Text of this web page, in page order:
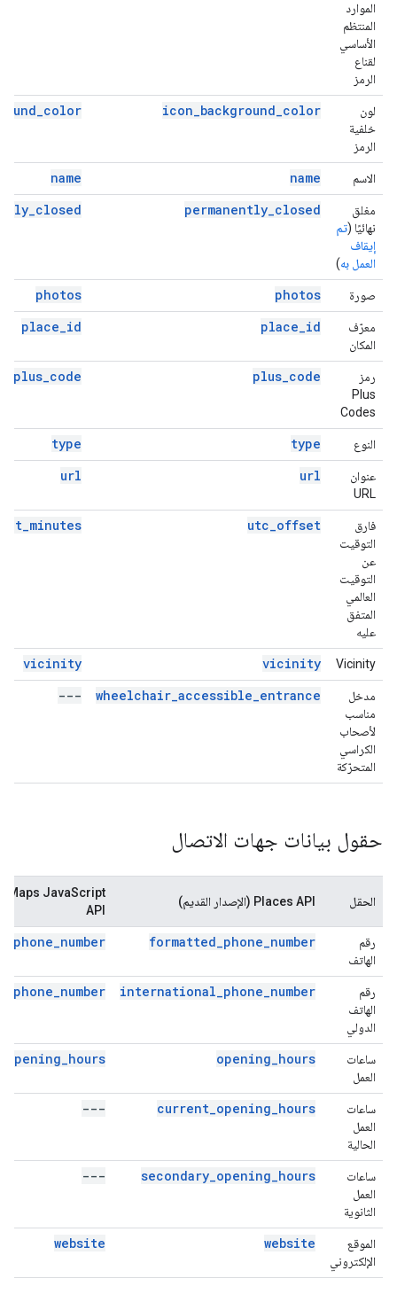
الموارد
المنتظم
الأساسي
لقناع
الرمز
لون
خلفية
الرمز
icon_background_color
الاسم name
name
مغلق
نهائيًا (تم
إيقاف
العمل به)
permanently_closed
صورة photos
photos
معرّف
المكان
place_id
place_id
رمز
Plus
Codes
plus_code
plus_code
النوع type
type
عنوان
URL
url
url
فارق
التوقيت
عن
التوقيت
العالمي
المتفق
عليه
utc_offset
Vicinity
vicinity
vicinity
مدخل
مناسب
لأصحاب
الكراسي
المتحرّكة
wheelchair_accessible_entrance
---
حقول بيانات جهات الاتصال
الحقل Places API (الإصدار القديم)
Maps JavaScript
API
رقم
الهاتف
formatted_phone_number
رقم
الهاتف
الدولي
international_phone_number
ساعات
العمل
opening_hours
opening_hours
ساعات
العمل
الحالية
current_opening_hours
---
ساعات
العمل
الثانوية
secondary_opening_hours
---
الموقع
الإلكتروني
website
website